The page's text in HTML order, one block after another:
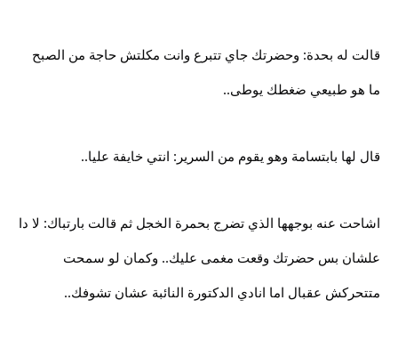
قالت له بحدة: وحضرتك جاي تتبرع وانت مكلتش حاجة من الصبح
ما هو طبيعي ضغطك يوطى..
قال لها بابتسامة وهو يقوم من السرير: انتي خايفة عليا..
اشاحت عنه بوجهها الذي تضرج بحمرة الخجل ثم قالت بارتباك: لا دا
علشان بس حضرتك وقعت مغمى عليك.. وكمان لو سمحت
متتحركش عقبال اما انادي الدكتورة النائبة عشان تشوفك..